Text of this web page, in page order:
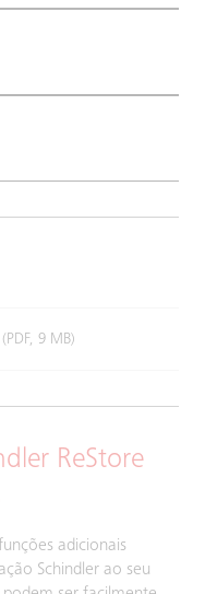
(PDF, 9 MB)
ReStore
adicionais
Schindler ao seu